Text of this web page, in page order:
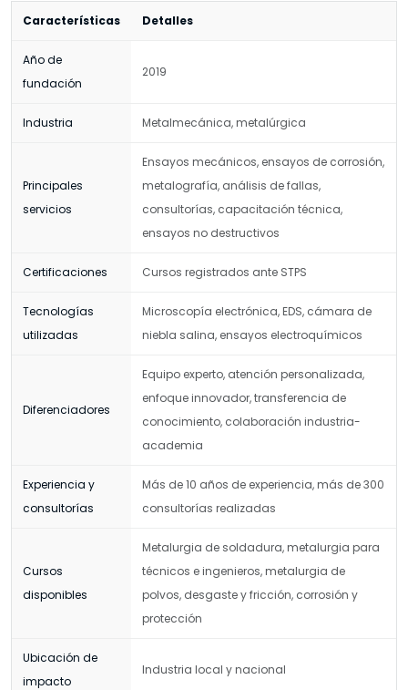
Características Detalles
Año de
fundación
2019
Industria Metalmecánica, metalúrgica
Principales
servicios
Ensayos mecánicos, ensayos de corrosión,
metalografía, análisis de fallas,
consultorías, capacitación técnica,
ensayos no destructivos
Certificaciones Cursos registrados ante STPS
Tecnologías
utilizadas
Microscopía electrónica, EDS, cámara de
niebla salina, ensayos electroquímicos
Diferenciadores
Equipo experto, atención personalizada,
enfoque innovador, transferencia de
conocimiento, colaboración industria-
academia
Experiencia y
consultorías
Más de 10 años de experiencia, más de 300
consultorías realizadas
Cursos
disponibles
Metalurgia de soldadura, metalurgia para
técnicos e ingenieros, metalurgia de
polvos, desgaste y fricción, corrosión y
protección
Ubicación de
impacto
Industria local y nacional